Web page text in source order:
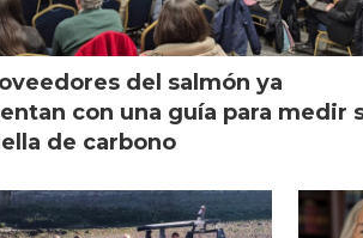
del salmón ya
con una guía para medir
de carbono